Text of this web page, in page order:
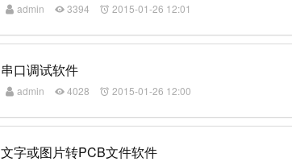
admin 3394 2015-01-26 12:01
串口调试软件
admin 4028 2015-01-26 12:00
文字或图片转PCB文件软件